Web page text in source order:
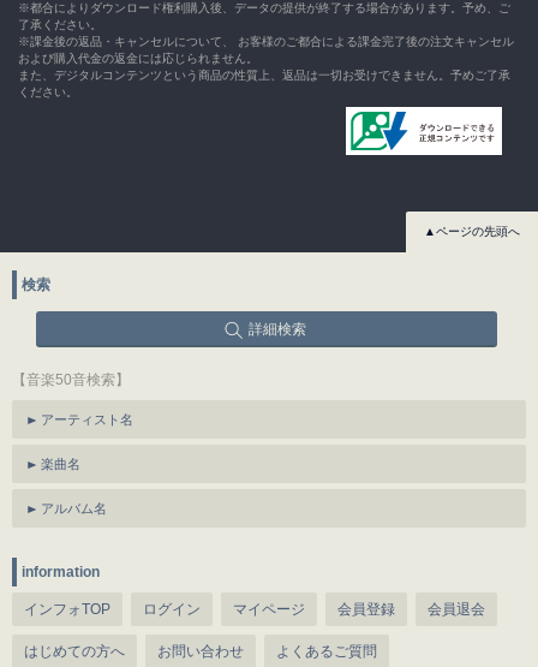
※都合によりダウンロード権利購入後、データの提供が終了する場合があります。予め、ご
了承ください。
※課金後の返品・キャンセルについて、 お客様のご都合による課金完了後の注文キャンセル
および購入代金の返金には応じられません。
また、デジタルコンテンツという商品の性質上、返品は一切お受けできません。予めご了承
ください。
▲ページの先頭へ
検索
詳細検索
【音楽50音検索】
アーティスト名
楽曲名
アルバム名
information
インフォTOP ログイン マイページ 会員登録 会員退会
はじめての方へ お問い合わせ よくあるご質問